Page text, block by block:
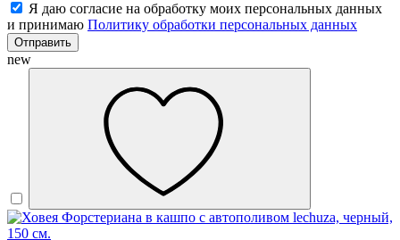
Я даю согласие на обработку моих персональных данных
и принимаю Политику обработки персональных данных
Отправить
new